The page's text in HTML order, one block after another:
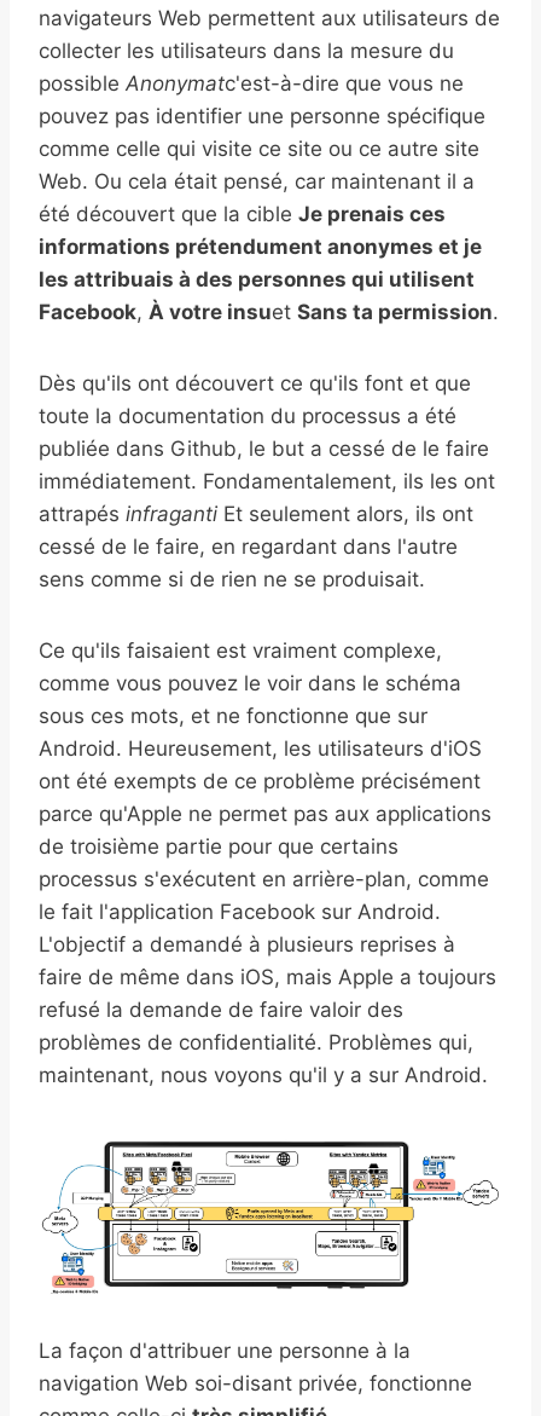
navigateurs Web permettent aux utilisateurs de
collecter les utilisateurs dans la mesure du
possible Anonymatc'est-à-dire que vous ne
pouvez pas identifier une personne spécifique
comme celle qui visite ce site ou ce autre site
Web. Ou cela était pensé, car maintenant il a
été découvert que la cible Je prenais ces
informations prétendument anonymes et je
les attribuais à des personnes qui utilisent
Facebook, À votre insuet Sans ta permission.
Dès qu'ils ont découvert ce qu'ils font et que
toute la documentation du processus a été
publiée dans Github, le but a cessé de le faire
immédiatement. Fondamentalement, ils les ont
attrapés infraganti Et seulement alors, ils ont
cessé de le faire, en regardant dans l'autre
sens comme si de rien ne se produisait.
Ce qu'ils faisaient est vraiment complexe,
comme vous pouvez le voir dans le schéma
sous ces mots, et ne fonctionne que sur
Android. Heureusement, les utilisateurs d'iOS
ont été exempts de ce problème précisément
parce qu'Apple ne permet pas aux applications
de troisième partie pour que certains
processus s'exécutent en arrière-plan, comme
le fait l'application Facebook sur Android.
L'objectif a demandé à plusieurs reprises à
faire de même dans iOS, mais Apple a toujours
refusé la demande de faire valoir des
problèmes de confidentialité. Problèmes qui,
maintenant, nous voyons qu'il y a sur Android.
La façon d'attribuer une personne à la
navigation Web soi-disant privée, fonctionne